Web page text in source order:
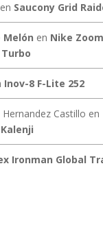
en Saucony Grid
Melón en Nike Zoom
Inov-8 F-Lite 252
Castillo en
Ironman Global